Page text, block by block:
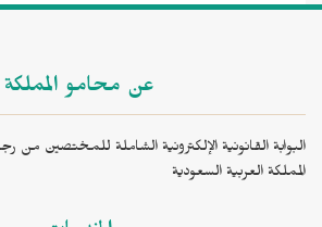
عن محامو المملكة
البوابة القانونية الإلكترونية الشاملة للمختصين من
المملكة العربية السعودية